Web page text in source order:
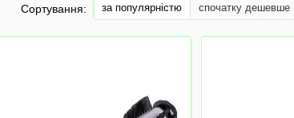
Сортування: за популярністю спочатку дешевше